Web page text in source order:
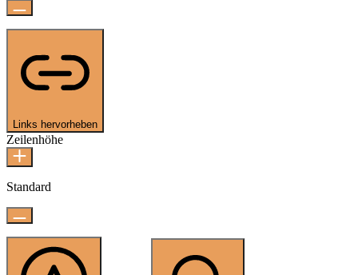
Links hervorheben
Zeilenhöhe
Standard